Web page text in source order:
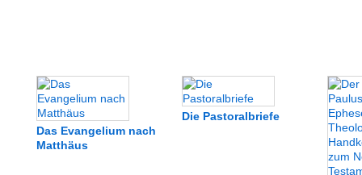
Das Evangelium nach
Matthäus
Die Pastoralbriefe